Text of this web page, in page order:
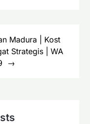
Madura | Kost
Strategis | WA